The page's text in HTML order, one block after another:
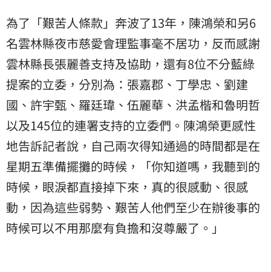
為了「艱苦人條款」奔波了13年，陳鴻榮和另6
名雲林縣夜市慈愛會理監事毫不居功，反而感謝
雲林縣長張麗善支持及協助，還有8位不分藍綠
提案的立委，分別為：張嘉郡、丁學忠、劉建
國、許宇甄、羅廷瑋、伍麗華、洪孟楷和魯明哲
以及145位的連署支持的立委們。陳鴻榮更感性
地告訴記者說，自己兩次得知通過的時間都是在
星期五準備擺攤的時候，「你知道嗎，我聽到的
時候，眼淚都直接掉下來，真的很感動、很感
動，因為這些弱勢、艱苦人他們至少在辦後事的
時候可以不用那麼有負擔和沒尊嚴了。」